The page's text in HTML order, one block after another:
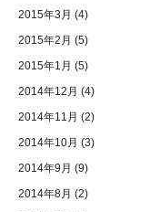
2015年3月 (4)
2015年2月 (5)
2015年1月 (5)
2014年12月 (4)
2014年11月 (2)
2014年10月 (3)
2014年9月 (9)
2014年8月 (2)